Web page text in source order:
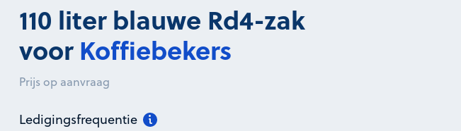
110 liter blauwe Rd4-zak
voorKoffiebekers
Prijs op aanvraag
Ledigingsfrequentie